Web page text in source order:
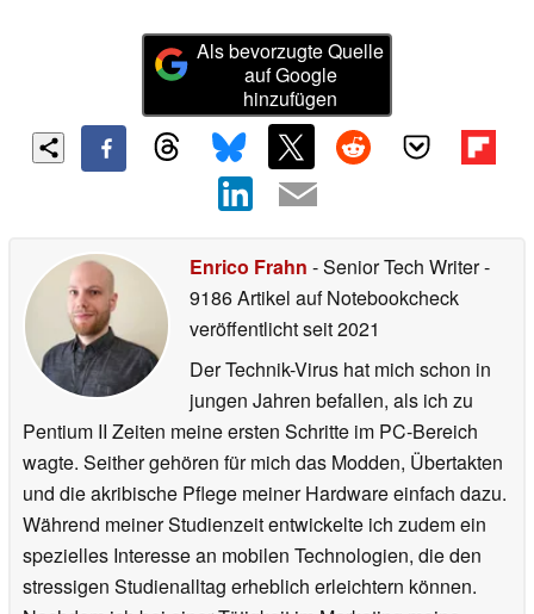
Als bevorzugte Quelle
auf Google
hinzufügen
Enrico Frahn - Senior Tech Writer-
9186 Artikel auf Notebookcheck
veröffentlichtseit 2021
Der Technik-Virus hat mich schon in
jungen Jahren befallen, als ich zu
Pentium II Zeiten meine ersten Schritte im PC-Bereich
wagte. Seither gehören für mich das Modden, Übertakten
und die akribische Pflege meiner Hardware einfach dazu.
Während meiner Studienzeit entwickelte ich zudem ein
spezielles Interesse an mobilen Technologien, die den
stressigen Studienalltag erheblich erleichtern können.